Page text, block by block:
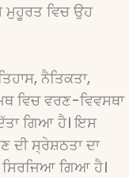
ਮੁਹੂਰਤ ਵਿਚ ਉਹ
ਨੈਤਿਕਤਾ,
ਵਿਚ ਵਰਣ-ਵਿਵਸਥਾ
ਗਿਆ ਹੈ। ਇਸ
ਦੀ ਸ੍ਰੇਸ਼ਠਤਾ ਦਾ
ਸਿਰਜਿਆ ਗਿਆ ਹੈ।